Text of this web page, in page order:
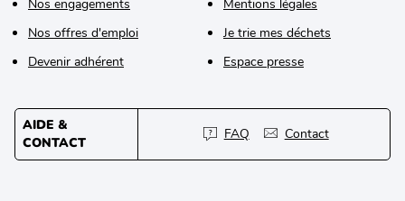
Nos engagements
Nos offres d'emploi
Devenir adhérent
Mentions légales
Je trie mes déchets
Espace presse
AIDE &
CONTACT
FAQ Contact